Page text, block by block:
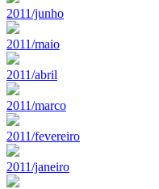
2011/junho
2011/maio
2011/abril
2011/marco
2011/fevereiro
2011/janeiro